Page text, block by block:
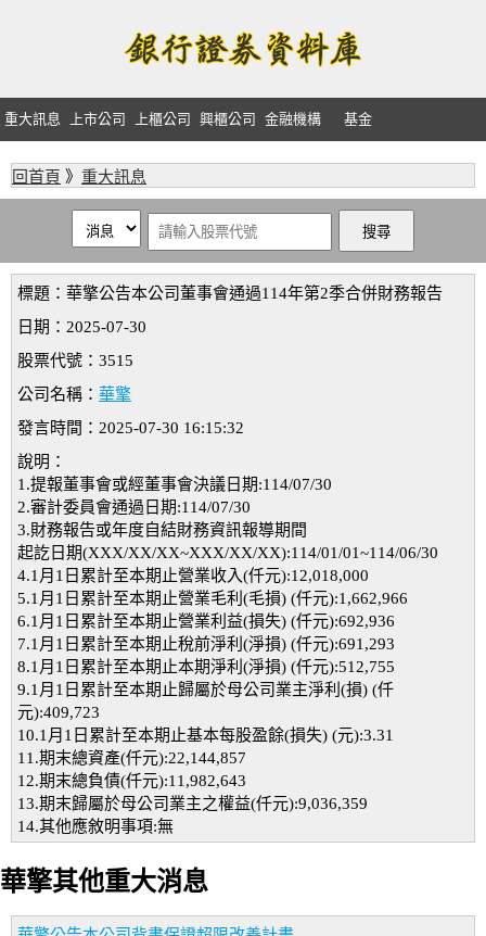
重大訊息 上市公司 上櫃公司 興櫃公司 金融機構 基金
回首頁 》 重大訊息
標題：華擎公告本公司董事會通過114年第2季合併財務報告
日期：2025-07-30
股票代號：3515
公司名稱： 華擎
發言時間：2025-07-30 16:15:32
說明：
1.提報董事會或經董事會決議日期:114/07/30
2.審計委員會通過日期:114/07/30
3.財務報告或年度自結財務資訊報導期間
起訖日期(XXX/XX/XX~XXX/XX/XX):114/01/01~114/06/30
4.1月1日累計至本期止營業收入(仟元):12,018,000
5.1月1日累計至本期止營業毛利(毛損) (仟元):1,662,966
6.1月1日累計至本期止營業利益(損失) (仟元):692,936
7.1月1日累計至本期止稅前淨利(淨損) (仟元):691,293
8.1月1日累計至本期止本期淨利(淨損) (仟元):512,755
9.1月1日累計至本期止歸屬於母公司業主淨利(損) (仟
元):409,723
10.1月1日累計至本期止基本每股盈餘(損失) (元):3.31
11.期末總資產(仟元):22,144,857
12.期末總負債(仟元):11,982,643
13.期末歸屬於母公司業主之權益(仟元):9,036,359
14.其他應敘明事項:無
華擎其他重大消息